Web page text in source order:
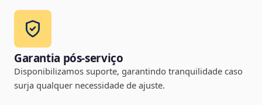
Garantia pós-serviço
Disponibilizamos suporte, garantindo tranquilidade caso
surja qualquer necessidade de ajuste.